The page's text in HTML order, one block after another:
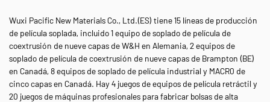
Wuxi Pacific New Materials Co., Ltd.(ES) tiene 15 líneas de producción
de película soplada, incluido 1 equipo de soplado de película de
coextrusión de nueve capas de W&H en Alemania, 2 equipos de
soplado de película de coextrusión de nueve capas de Brampton (BE)
en Canadá, 8 equipos de soplado de película industrial y MACR0 de
cinco capas en Canadá. Hay 4 juegos de equipos de película retráctil y
20 juegos de máquinas profesionales para fabricar bolsas de alta